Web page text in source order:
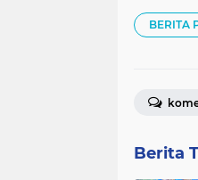
BERITA
Berita